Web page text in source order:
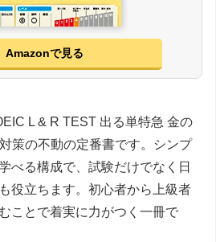
Amazonで見る
L & R TEST 出る単特急 金の
策の不動の定番書です。シンプ
べる構成で、試験だけでなく日
役立ちます。初心者から上級者
ことで着実に力がつく一冊で